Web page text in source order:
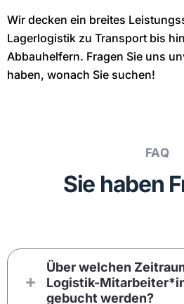
Wir decken ein breites
Lagerlogistik zu Transport bis
Abbauhelfern. Fragen Sie uns
haben, wonach Sie suchen!
FAQ
Sie haben
Über welchen
Logistik-
gebucht werden?